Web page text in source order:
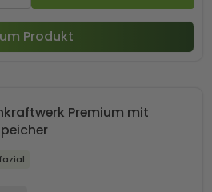
Produkt
Premium mit